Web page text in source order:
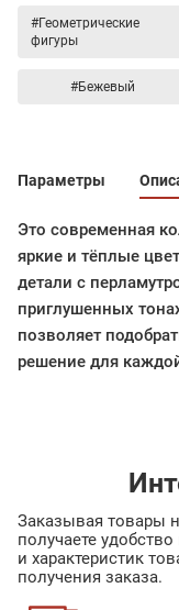
#Геометрические
фигуры
#Бежевый
Параметры
Это современная
яркие и тёплые
детали с
приглушенных
позволяет
решение для
Заказывая товары
получаете
и характеристик
получения заказа.